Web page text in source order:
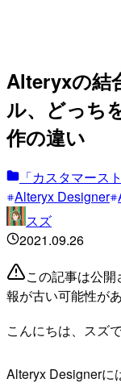
Alteryxの結
ル、どっち
作の違い
「カスタマース
Alteryx Designer
スズ
2021.09.26
この記事は公
報が古い可能性が
こんにちは、スズで
Alteryx Designerに